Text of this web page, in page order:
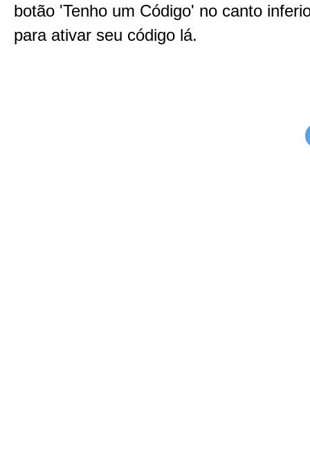
botão 'Tenho um Código' no canto
para ativar seu código lá.